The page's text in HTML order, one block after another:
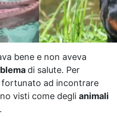
bene e non aveva
di salute. Per
ad incontrare
visti come degli animali